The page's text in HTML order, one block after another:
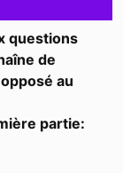
questions
de
au
partie: